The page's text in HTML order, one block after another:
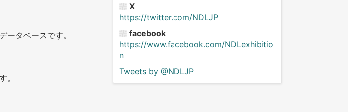
ータベースです。
。
X
https://twitter.com/NDLJP
facebook
https://www.facebook.com/NDLexhibitio
n
Tweets by @NDLJP